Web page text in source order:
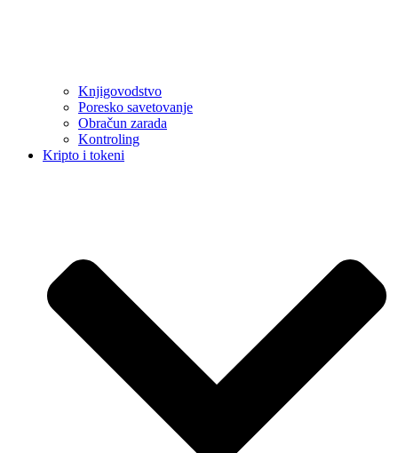
Knjigovodstvo
Poresko savetovanje
Obračun zarada
Kontroling
Kripto i tokeni